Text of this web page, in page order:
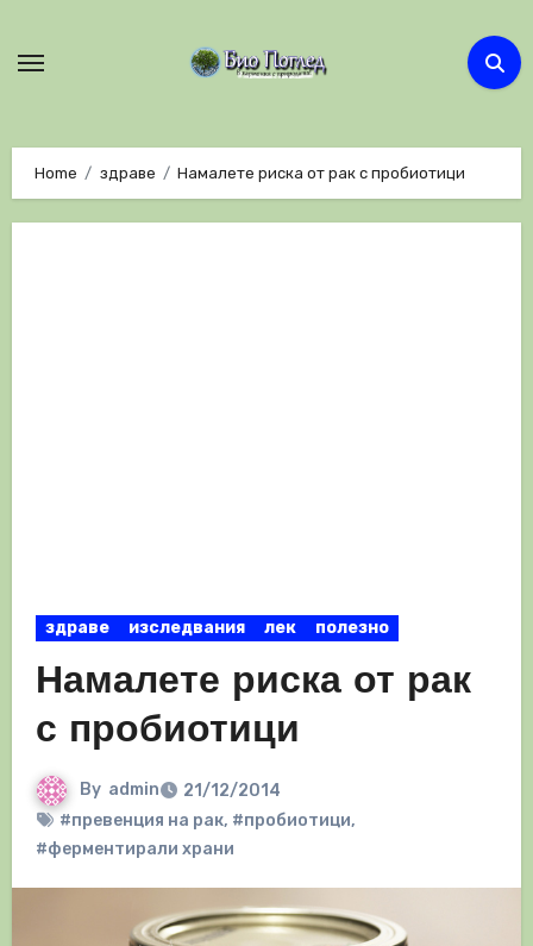
Home здраве Намалете риска от рак с пробиотици
здраве изследвания лек полезно
Намалете риска от рак
с пробиотици
By admin
21/12/2014
#превенция на рак, #пробиотици,
#ферментирали храни